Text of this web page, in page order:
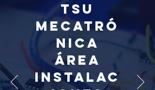
TSU
MECATRÓ
NICA
ÁREA
INSTALAC